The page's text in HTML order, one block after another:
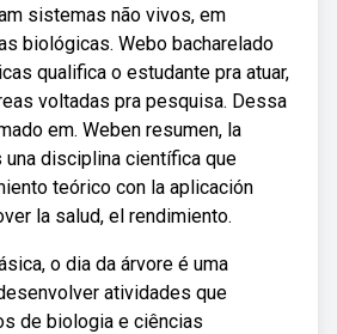
sistemas não vivos, em
biológicas. Webo bacharelado
qualifica o estudante pra atuar,
voltadas pra pesquisa. Dessa
em. Weben resumen, la
disciplina científica que
teórico con la aplicación
la salud, el rendimiento.
o dia da árvore é uma
atividades que
de biologia e ciências